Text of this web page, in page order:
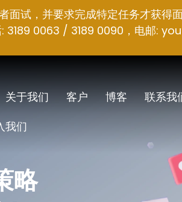
试，并要求完成特定任务才获得
3189 0063 / 3189 0090，电邮:
关于我们 客户 博客 联系我
我们
略